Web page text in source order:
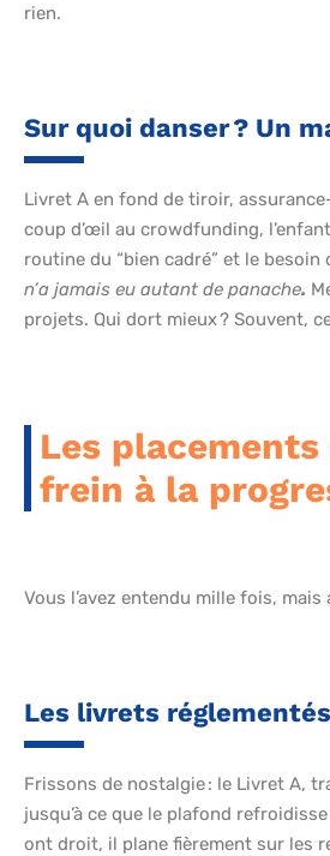
rien.
Sur quoi danser ? Un
Livret A en fond de tiroir,
coup d’œil au crowdfunding,
routine du “bien cadré” et le besoin
n’a jamais eu autant de panache.
projets. Qui dort mieux ? Souvent,
Les
frein à la
Vous l’avez entendu mille fois,
Les livrets
Frissons de nostalgie : le Livret A,
jusqu’à ce que le plafond
ont droit, il plane fièrement sur les